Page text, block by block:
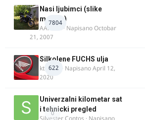
7804
Nasi ljubimci (slike
motora)
AArnold · NapisanoOctobar
21, 2007
622
Silkolene FUCHS ulja
ktm600 · NapisanoApril 12,
2020
0
Univerzalni kilometar sat
i tehnicki pregled
Silvester Contos · Napisano